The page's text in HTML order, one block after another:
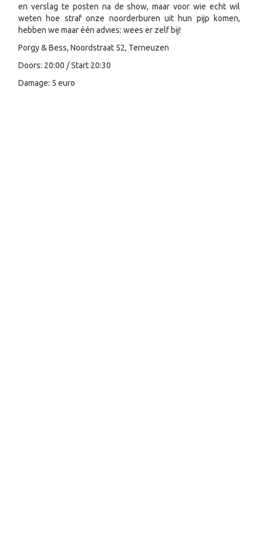
en verslag te posten na de show, maar voor wie echt wil
weten hoe straf onze noorderburen uit hun pijp komen,
hebben we maar één advies: wees er zelf bij!
Porgy & Bess, Noordstraat 52, Terneuzen
Doors: 20:00 / Start 20:30
Damage: 5 euro